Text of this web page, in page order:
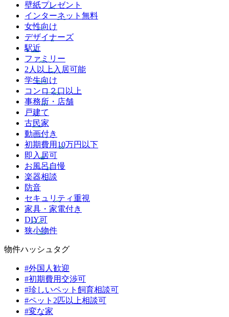
壁紙プレゼント
インターネット無料
女性向け
デザイナーズ
駅近
ファミリー
2人以上入居可能
学生向け
コンロ２口以上
事務所・店舗
戸建て
古民家
動画付き
初期費用10万円以下
即入居可
お風呂自慢
楽器相談
防音
セキュリティ重視
家具・家電付き
DIY可
狭小物件
物件ハッシュタグ
#外国人歓迎
#初期費用交渉可
#珍しいペット飼育相談可
#ペット2匹以上相談可
#変な家